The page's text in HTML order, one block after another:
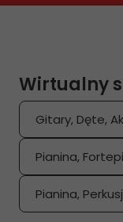
Wirtualny
Gitary, Dęte,
Pianina,
Pianina,